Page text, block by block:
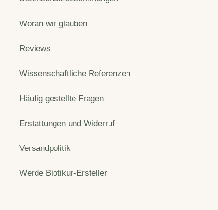
Woran wir glauben
Reviews
Wissenschaftliche Referenzen
Häufig gestellte Fragen
Erstattungen und Widerruf
Versandpolitik
Werde Biotikur-Ersteller